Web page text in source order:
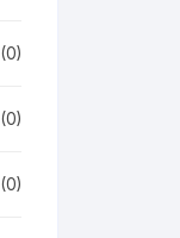
(0)
(0)
(0)